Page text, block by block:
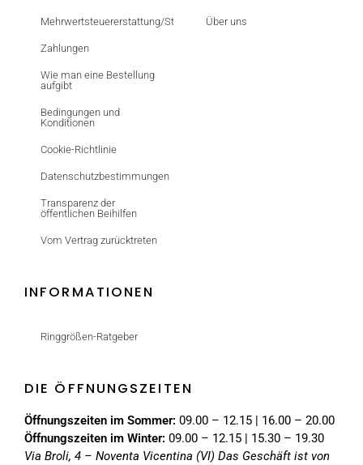
Mehrwertsteuererstattung/Steuerfrei
Zahlungen
Wie man eine Bestellung
aufgibt
Bedingungen und
Konditionen
Cookie-Richtlinie
Datenschutzbestimmungen
Transparenz der
öffentlichen Beihilfen
Vom Vertrag zurücktreten
Über uns
INFORMATIONEN
Ringgrößen-Ratgeber
DIE ÖFFNUNGSZEITEN
Öffnungszeiten im Sommer: 09.00 – 12.15 | 16.00 – 20.00
Öffnungszeiten im Winter: 09.00 – 12.15 | 15.30 – 19.30
Via Broli, 4 – Noventa Vicentina (VI) Das Geschäft ist von